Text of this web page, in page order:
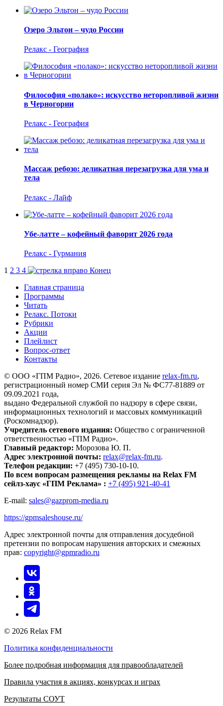
Озеро Эльтон – чудо России
Релакс - География
Философия «полако»: искусство неторопливой жизни
в Черногории
Релакс - География
Массаж ребозо: деликатная перезагрузка для ума и
тела
Релакс - Лайф
Убе-латте – кофейный фаворит 2026 года
Релакс - Гурмания
1 2 3 4
Конец
Главная страница
Программы
Читать
Релакс. Потоки
Рубрики
Акции
Плейлист
Вопрос-ответ
Контакты
© ООО «ГПМ Радио», 2026. Сетевое издание relax-fm.ru,
регистрационный номер СМИ серия Эл № ФС77-81889 от
09.09.2021 года,
выдано Федеральной службой по надзору в сфере связи,
информационных технологий и массовых коммуникаций
(Роскомнадзор).
Учредитель сетевого издания: Общество с ограниченной
ответственностью «ГПМ Радио».
Главный редактор: Морозова Ю. П.
Адрес электронной почты: relax@relax-fm.ru.
Телефон редакции: +7 (495) 730-10-10.
По всем вопросам размещения рекламы на Relax FM
сейлз-хаус «ГПМ Реклама» : +7 (495) 921-40-41
E-mail: sales@gazprom-media.ru
https://gpmsaleshouse.ru/
Адрес электронной почты для отправления досудебной
претензии по вопросам нарушения авторских и смежных
прав: copyright@gpmradio.ru
© 2026 Relax FM
Политика конфиденциальности
Более подробная информация для правообладателей
Правила участия в акциях, конкурсах и играх
Результаты СОУТ